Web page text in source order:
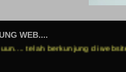
WEB....
berkunjung di website saya...